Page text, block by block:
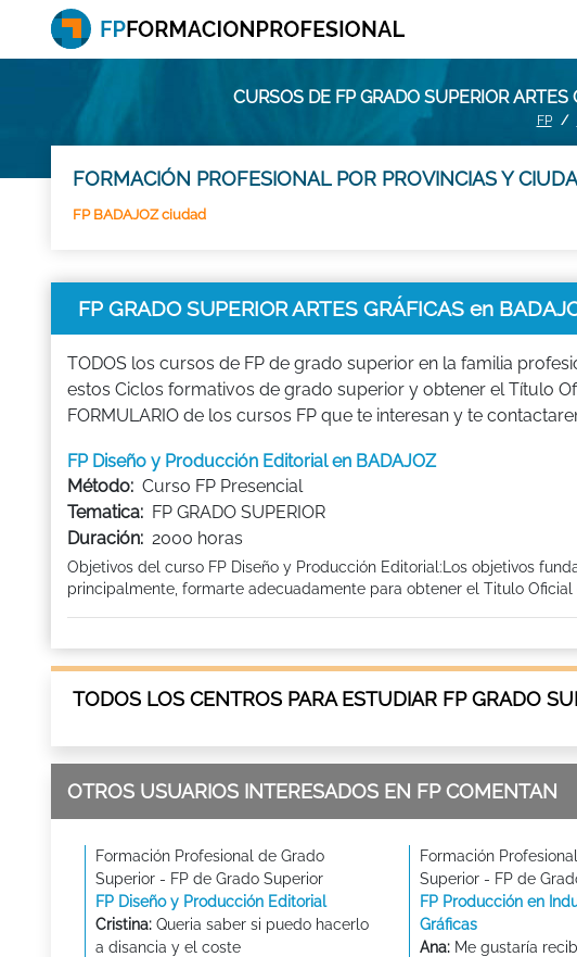
CURSOS DE FP GRADO SUPERIOR
FP
FORMACIÓN PROFESIONAL POR PROVINCIAS Y
FP BADAJOZ ciudad
FP GRADO SUPERIOR ARTES GRÁFICAS en
TODOS los cursos de FP de grado superior en la familia
estos Ciclos formativos de grado superior y obtener el Título
FORMULARIO de los cursos FP que te interesan y te
FP Diseño y Producción Editorial en BADAJOZ
Método: Curso FP Presencial
Tematica: FP GRADO SUPERIOR
Duración: 2000 horas
Objetivos del curso FP Diseño y Producción Editorial:Los objetivos
principalmente, formarte adecuadamente para obtener el Titulo Oficial
TODOS LOS CENTROS PARA ESTUDIAR FP GRADO
OTROS USUARIOS INTERESADOS EN FP COMENTAN
Formación Profesional de Grado
Superior - FP de Grado Superior
FP Diseño y Producción Editorial
Cristina: Queria saber si puedo hacerlo
a disancia y el coste
Formación
Superior - FP de
FP Producción en
Gráficas
Ana: Me gustaría